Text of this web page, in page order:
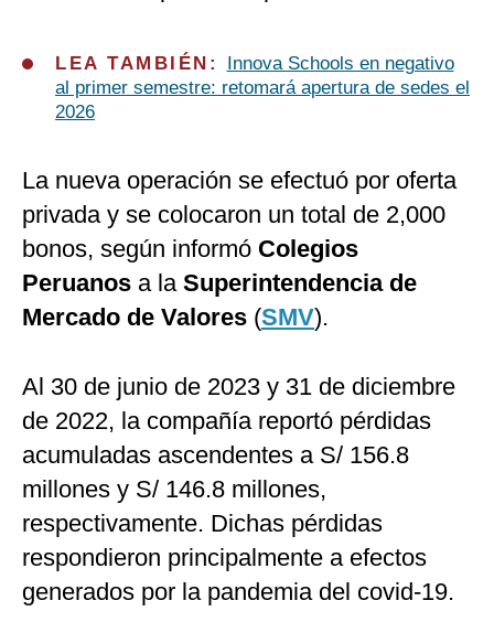
LEA TAMBIÉN:
Innova Schools en negativo
al primer semestre: retomará apertura de sedes el
2026
La nueva operación se efectuó por oferta
privada y se colocaron un total de 2,000
bonos, según informó Colegios
Peruanos a la Superintendencia de
Mercado de Valores (SMV).
Al 30 de junio de 2023 y 31 de diciembre
de 2022, la compañía reportó pérdidas
acumuladas ascendentes a S/ 156.8
millones y S/ 146.8 millones,
respectivamente. Dichas pérdidas
respondieron principalmente a efectos
generados por la pandemia del covid-19.